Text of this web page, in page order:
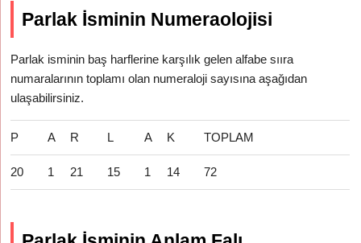
Parlak İsminin Numeraolojisi
Parlak isminin baş harflerine karşılık gelen alfabe sııra
numaralarının toplamı olan numeraloji sayısına aşağıdan
ulaşabilirsiniz.
P A R L A K TOPLAM
20 1 21 15 1 14 72